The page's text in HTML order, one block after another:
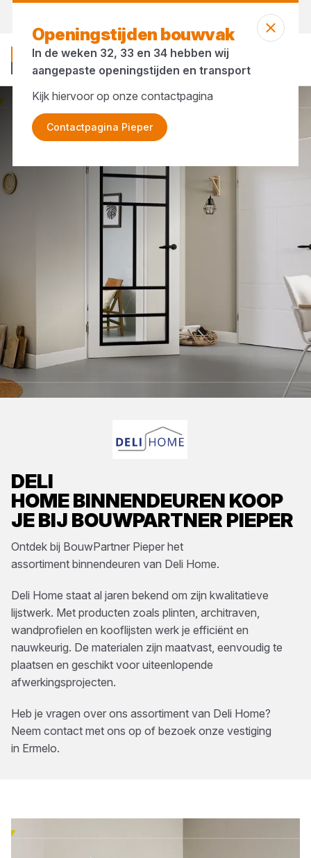
DELI
HOMEBINNENDEUREN KOOP
JE BIJ BOUWPARTNER PIEPER
Ontdek bij BouwPartner Pieper het
assortiment binnendeuren van Deli Home.
Deli Home staat al jaren bekend om zijn kwalitatieve
lijstwerk. Met producten zoals plinten, architraven,
wandprofielen en kooflijsten werk je efficiënt en
nauwkeurig. De materialen zijn maatvast, eenvoudig te
plaatsen en geschikt voor uiteenlopende
afwerkingsprojecten.
Heb je vragen over ons assortiment van Deli Home?
Neem contact met ons op of bezoek onze vestiging
in Ermelo.
Openingstijden bouwvak
In de weken 32, 33 en 34 hebben wij
aangepaste openingstijden en transport
Kijk hiervoor op onze contactpagina
Contactpagina Pieper